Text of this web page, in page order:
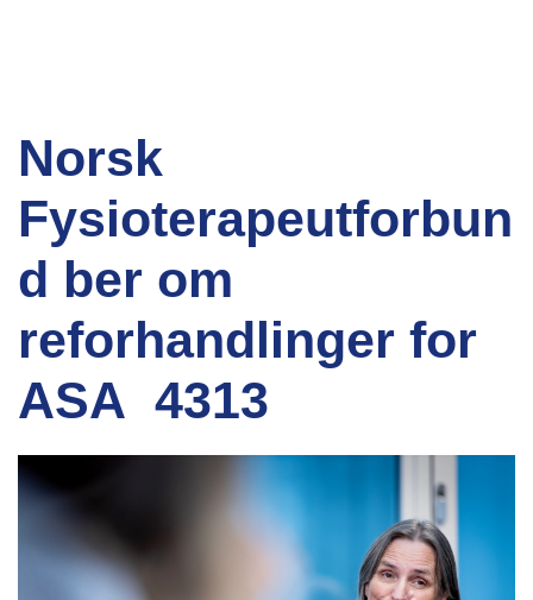
Norsk
Fysioterapeutforbun
d ber om
reforhandlinger for
ASA 4313